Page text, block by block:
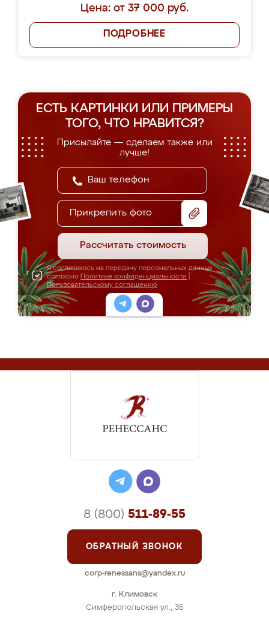
Цена: от 37 000 руб.
ПОДРОБНЕЕ
ЕСТЬ КАРТИНКИ ИЛИ ПРИМЕРЫ
ТОГО, ЧТО НРАВИТСЯ?
Присылайте — сделаем также или
лучше!
Прикрепить фото
Рассчитать стоимость
Я соглашаюсь на передачу персональных данных
согласно Политике конфиденциальности
Пользовательскому соглашению
г. Климовск
Симферопольская ул., 35
8 (800) 511-89-55
ОБРАТНЫЙ ЗВОНОК
corp-renessans@yandex.ru